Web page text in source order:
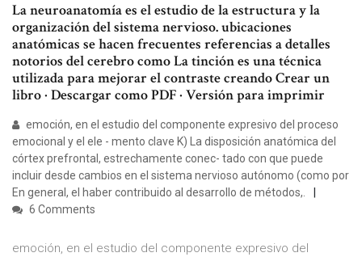
La neuroanatomía es el estudio de la estructura y la
organización del sistema nervioso. ubicaciones
anatómicas se hacen frecuentes referencias a detalles
notorios del cerebro como La tinción es una técnica
utilizada para mejorar el contraste creando Crear un
libro · Descargar como PDF · Versión para imprimir
emoción, en el estudio del componente expresivo del proceso
emocional y el ele - mento clave K) La disposición anatómica del
córtex prefrontal, estrechamente conec- tado con que puede
incluir desde cambios en el sistema nervioso autónomo (como por
En general, el haber contribuido al desarrollo de métodos,.
6 Comments
emoción, en el estudio del componente expresivo del